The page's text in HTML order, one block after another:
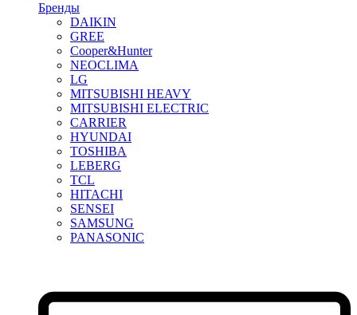
Бренды
DAIKIN
GREE
Cooper&Hunter
NEOCLIMA
LG
MITSUBISHI HEAVY
MITSUBISHI ELECTRIC
CARRIER
HYUNDAI
TOSHIBA
LEBERG
TCL
HITACHI
SENSEI
SAMSUNG
PANASONIC